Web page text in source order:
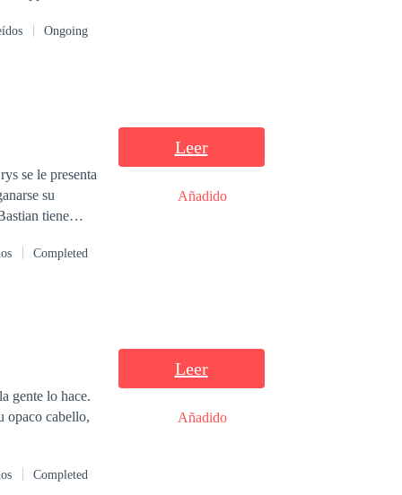
when she
Ongoing
se le presenta
su
tiene
Completed
Leer
Añadido
gente lo hace.
Completed
Leer
Añadido